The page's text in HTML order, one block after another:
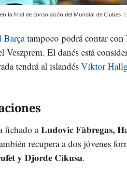
la final de consolación del Mundial de Clubes
Barçatampoco podrá contar con
Veszprem. El danés está
tendrá al islandés Viktor
fichado aLudovic Fàbregas,
recupera a dos jóvenes
y Djorde Cikusa.